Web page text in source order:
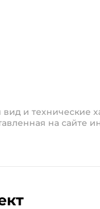
и технические
на сайте